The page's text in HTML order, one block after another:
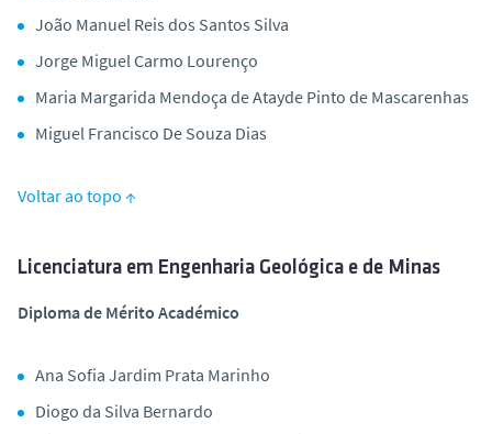
João Manuel Reis dos Santos Silva
Jorge Miguel Carmo Lourenço
Maria Margarida Mendoça de Atayde Pinto de Mascarenhas
Miguel Francisco De Souza Dias
Voltar ao topo ↑
Licenciatura em Engenharia Geológica e de Minas
Diploma de Mérito Académico
Ana Sofia Jardim Prata Marinho
Diogo da Silva Bernardo